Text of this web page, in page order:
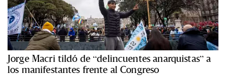
Jorge Macri tildó de “delincuentes anarquistas” a
los manifestantes frente al Congreso